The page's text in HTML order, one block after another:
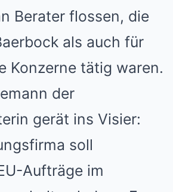
Berater flossen, die
als auch für
Konzerne tätig waren.
der
gerät ins Visier:
soll
Aufträge im